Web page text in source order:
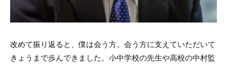
改めて振り返ると、僕は会う方、会う方に支えていただいて
きょうまで歩んできました。小中学校の先生や高校の中村監